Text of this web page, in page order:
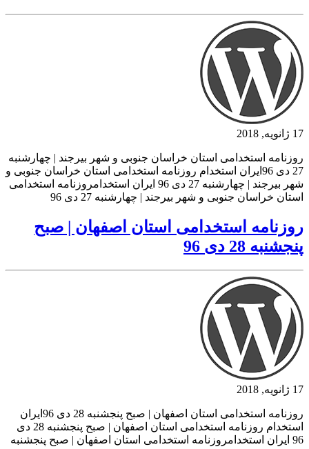
17 ژانویه, 2018
روزنامه استخدامی استان خراسان جنوبی و شهر بیرجند | چهارشنبه
27 دی 96ایران استخدام روزنامه استخدامی استان خراسان جنوبی و
شهر بیرجند | چهارشنبه 27 دی 96 ایران استخدامروزنامه استخدامی
استان خراسان جنوبی و شهر بیرجند | چهارشنبه 27 دی 96
روزنامه استخدامی استان اصفهان | صبح
پنجشنبه 28 دی 96
17 ژانویه, 2018
روزنامه استخدامی استان اصفهان | صبح پنجشنبه 28 دی 96ایران
استخدام روزنامه استخدامی استان اصفهان | صبح پنجشنبه 28 دی
96 ایران استخدامروزنامه استخدامی استان اصفهان | صبح پنجشنبه